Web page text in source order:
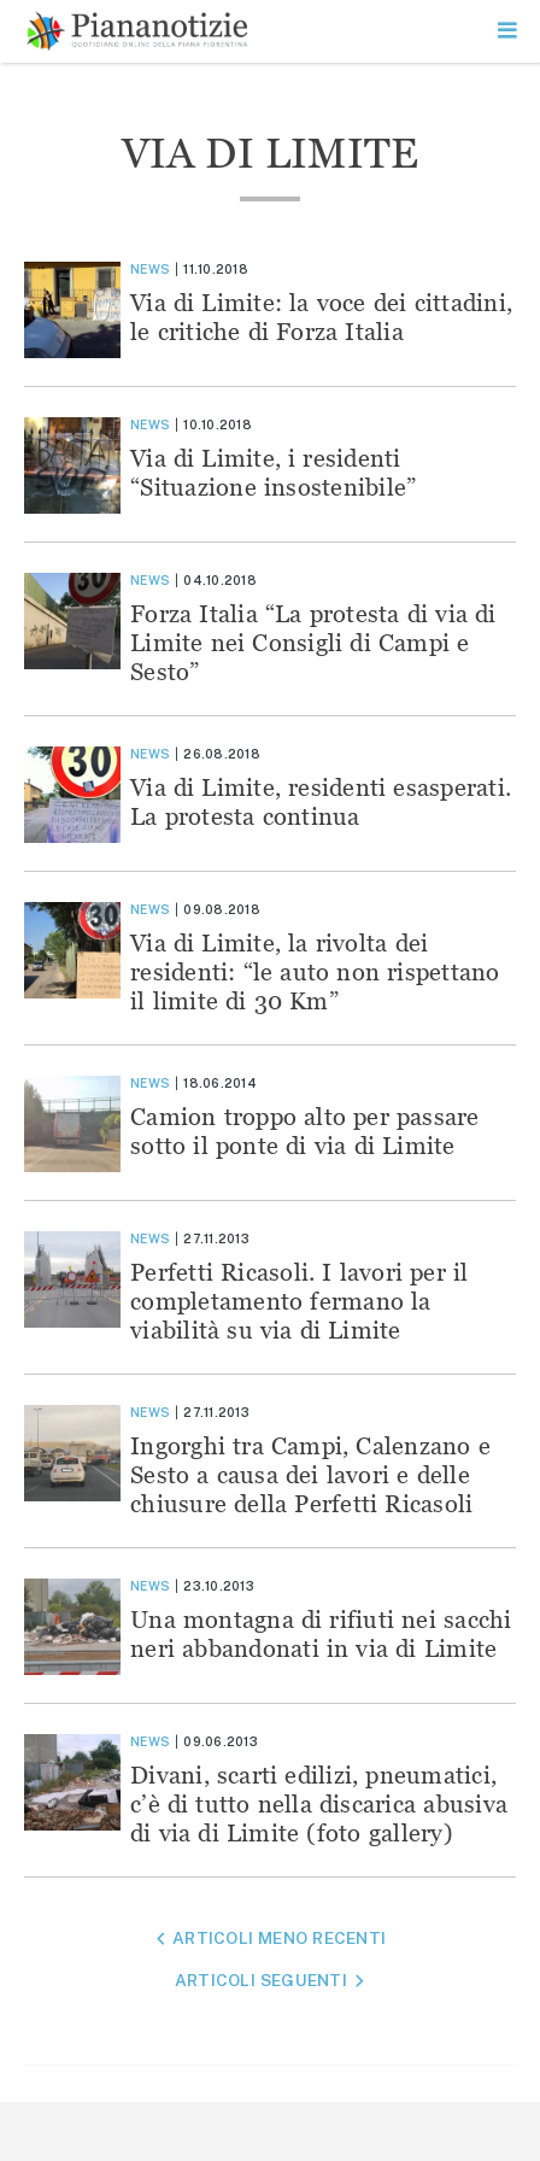
contenuto
SEARCH
VIA DI LIMITE
NEWS 11.10.2018
Via di Limite: la voce dei cittadini,
le critiche di Forza Italia
NEWS 10.10.2018
Via di Limite, i residenti
“Situazione insostenibile”
NEWS 04.10.2018
Forza Italia “La protesta di via di
Limite nei Consigli di Campi e
Sesto”
NEWS 26.08.2018
Via di Limite, residenti esasperati.
La protesta continua
NEWS 09.08.2018
Via di Limite, la rivolta dei
residenti: “le auto non rispettano
il limite di 30 Km”
NEWS 18.06.2014
Camion troppo alto per passare
sotto il ponte di via di Limite
NEWS 27.11.2013
Perfetti Ricasoli. I lavori per il
completamento fermano la
viabilità su via di Limite
NEWS 27.11.2013
Ingorghi tra Campi, Calenzano e
Sesto a causa dei lavori e delle
chiusure della Perfetti Ricasoli
NEWS 23.10.2013
Una montagna di rifiuti nei sacchi
neri abbandonati in via di Limite
NEWS 09.06.2013
Divani, scarti edilizi, pneumatici,
c’è di tutto nella discarica abusiva
di via di Limite (foto gallery)
NAVIGAZIONEARTICOLI MENO RECENTI
ARTICOLI SEGUENTI